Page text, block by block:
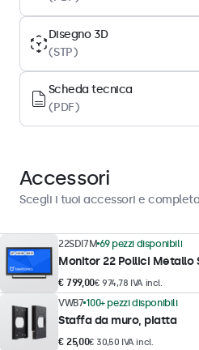
Tipo di pannello
IPS-LCD
Retroilluminazione
Superficie
Rivestimento duro anti-
Orizzontale, verticale, rivolto
Luminosità massima
350 nits (tipico)
Luminosità minima
1 nit
Disegno 3D
(STP)
Scheda tecnica
(PDF)
Accessori
Scegli i tuoi accessori e
22SDI7M 69 pezzi disponibili
Monitor 22 Pollici Metallo
€ 799,00€ 974,78 IVA incl.
VWB7 100+ pezzi disponibili
Staffa da muro, piatta
€ 25,00€ 30,50 IVA incl.